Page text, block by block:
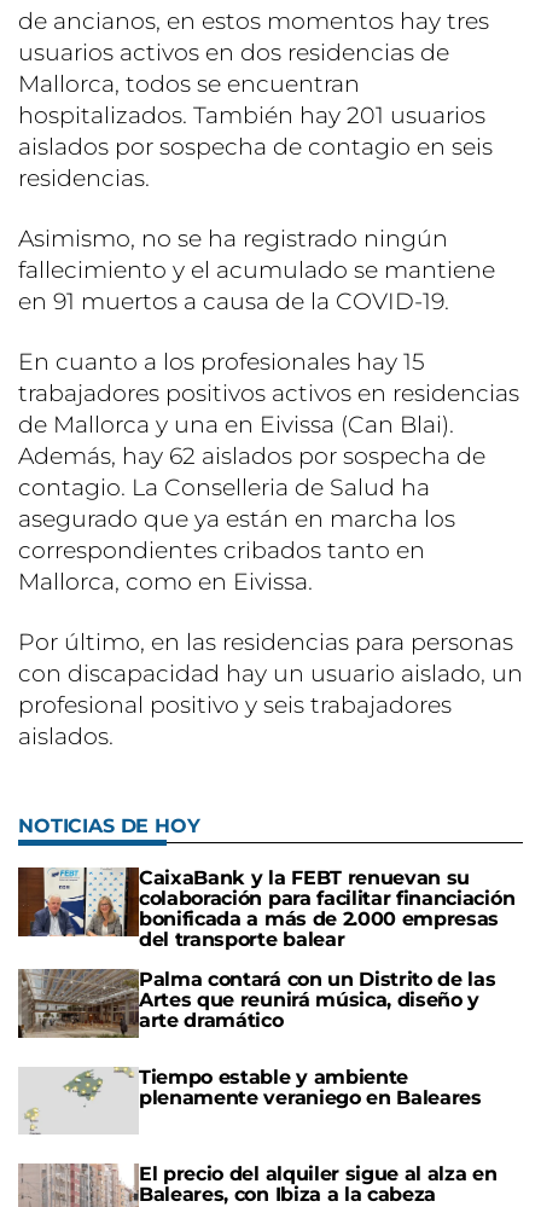
de ancianos, en estos momentos hay tres
usuarios activos en dos residencias de
Mallorca, todos se encuentran
hospitalizados. También hay 201 usuarios
aislados por sospecha de contagio en seis
residencias.
Asimismo, no se ha registrado ningún
fallecimiento y el acumulado se mantiene
en 91 muertos a causa de la COVID-19.
En cuanto a los profesionales hay 15
trabajadores positivos activos en residencias
de Mallorca y una en Eivissa (Can Blai).
Además, hay 62 aislados por sospecha de
contagio. La Conselleria de Salud ha
asegurado que ya están en marcha los
correspondientes cribados tanto en
Mallorca, como en Eivissa.
Por último, en las residencias para personas
con discapacidad hay un usuario aislado, un
profesional positivo y seis trabajadores
aislados.
NOTICIAS DE HOY
CaixaBank y la FEBT renuevan su
colaboración para facilitar financiación
bonificada a más de 2.000 empresas
del transporte balear
Palma contará con un Distrito de las
Artes que reunirá música, diseño y
arte dramático
Tiempo estable y ambiente
plenamente veraniego en Baleares
El precio del alquiler sigue al alza en
Baleares, con Ibiza a la cabeza